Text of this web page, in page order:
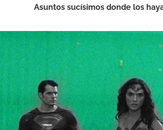
Asuntos sucísimos donde los